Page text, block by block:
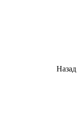
Назад